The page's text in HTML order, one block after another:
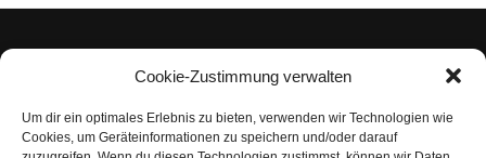
Cookie-Zustimmung verwalten
Um dir ein optimales Erlebnis zu bieten, verwenden wir Technologien wie
Cookies, um Geräteinformationen zu speichern und/oder darauf
Impressum